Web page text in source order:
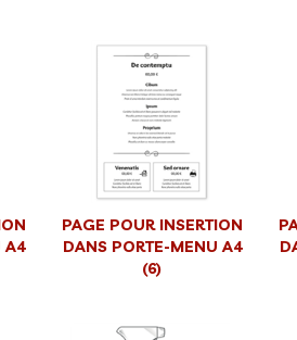
A4
PAGE POUR INSERTION
DANS PORTE-MENU A4
(6)